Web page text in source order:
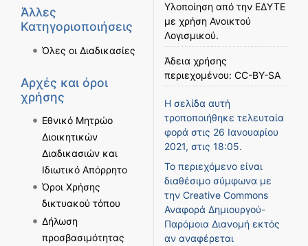
Άλλες
Κατηγοριοποιήσεις
Όλες οι Διαδικασίες
Αρχές και όροι
χρήσης
Εθνικό Μητρώο
Διοικητικών
Διαδικασιών και
Ιδιωτικό Απόρρητο
Όροι Χρήσης
δικτυακού τόπου
Δήλωση
προσβασιμότητας
Υλοποίηση από την ΕΔΥΤΕ
με χρήση Ανοικτού
Λογισμικού.
Άδεια χρήσης
περιεχομένου: CC-BY-SA
Η σελίδα αυτή
τροποποιήθηκε τελευταία
φορά στις 26 Ιανουαρίου
2021, στις 18:05.
Το περιεχόμενο είναι
διαθέσιμο σύμφωνα με
την Creative Commons
Αναφορά Δημιουργού-
Παρόμοια Διανομή εκτός
αν αναφέρεται